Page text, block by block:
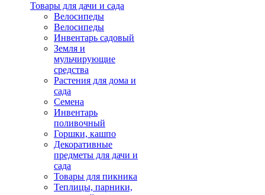
Товары для дачи и сада
Велосипеды
Велосипеды
Инвентарь садовый
Земля и
мульчирующие
средства
Растения для дома и
сада
Семена
Инвентарь
поливочный
Горшки, кашпо
Декоративные
предметы для дачи и
сада
Товары для пикника
Теплицы, парники,